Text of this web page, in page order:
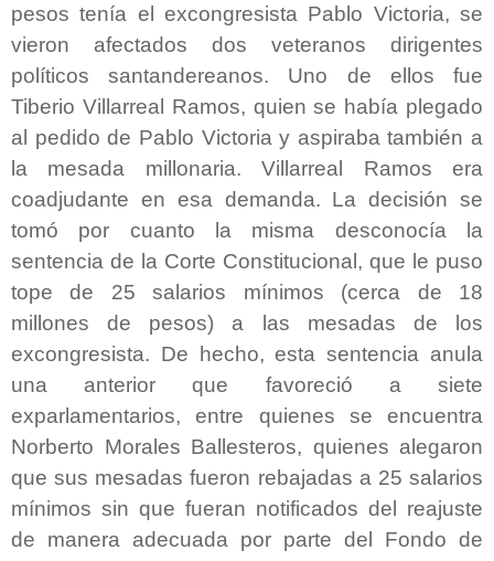
pesos tenía el excongresista Pablo Victoria, se
vieron afectados dos veteranos dirigentes
políticos santandereanos. Uno de ellos fue
Tiberio Villarreal Ramos, quien se había plegado
al pedido de Pablo Victoria y aspiraba también a
la mesada millonaria. Villarreal Ramos era
coadjudante en esa demanda. La decisión se
tomó por cuanto la misma desconocía la
sentencia de la Corte Constitucional, que le puso
tope de 25 salarios mínimos (cerca de 18
millones de pesos) a las mesadas de los
excongresista. De hecho, esta sentencia anula
una anterior que favoreció a siete
exparlamentarios, entre quienes se encuentra
Norberto Morales Ballesteros, quienes alegaron
que sus mesadas fueron rebajadas a 25 salarios
mínimos sin que fueran notificados del reajuste
de manera adecuada por parte del Fondo de